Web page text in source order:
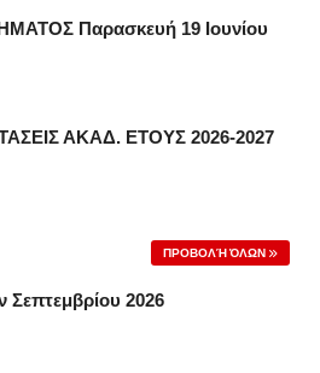
Παρασκευή 19 Ιουνίου
ΑΚΑΔ. ΕΤΟΥΣ 2026-2027
ΠΡΟΒΟΛΉ ΌΛΩΝ
2026